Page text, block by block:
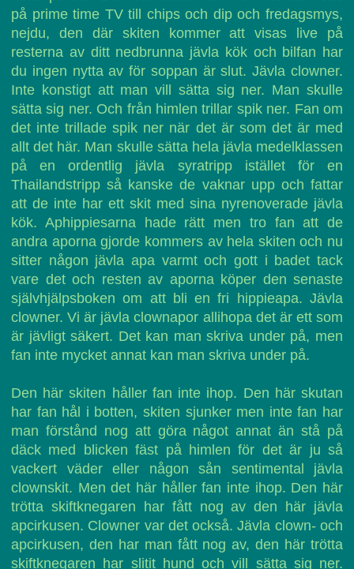
på prime time TV till chips och dip och fredagsmys,
nejdu, den där skiten kommer att visas live på
resterna av ditt nedbrunna jävla kök och bilfan har
du ingen nytta av för soppan är slut. Jävla clowner.
Inte konstigt att man vill sätta sig ner. Man skulle
sätta sig ner. Och från himlen trillar spik ner. Fan om
det inte trillade spik ner när det är som det är med
allt det här. Man skulle sätta hela jävla medelklassen
på en ordentlig jävla syratripp istället för en
Thailandstripp så kanske de vaknar upp och fattar
att de inte har ett skit med sina nyrenoverade jävla
kök. Aphippiesarna hade rätt men tro fan att de
andra aporna gjorde kommers av hela skiten och nu
sitter någon jävla apa varmt och gott i badet tack
vare det och resten av aporna köper den senaste
självhjälpsboken om att bli en fri hippieapa. Jävla
clowner. Vi är jävla clownapor allihopa det är ett som
är jävligt säkert. Det kan man skriva under på, men
fan inte mycket annat kan man skriva under på.
Den här skiten håller fan inte ihop. Den här skutan
har fan hål i botten, skiten sjunker men inte fan har
man förstånd nog att göra något annat än stå på
däck med blicken fäst på himlen för det är ju så
vackert väder eller någon sån sentimental jävla
clownskit. Men det här håller fan inte ihop. Den här
trötta skiftknegaren har fått nog av den här jävla
apcirkusen. Clowner var det också. Jävla clown- och
apcirkusen, den har man fått nog av, den här trötta
skiftknegaren har slitit hund och vill sätta sig ner.